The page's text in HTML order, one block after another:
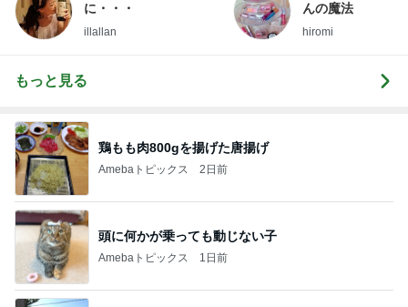
に・・・
illallan
んの魔法
hiromi
もっと見る
鶏もも肉800gを揚げた唐揚げ
Amebaトピックス 2日前
頭に何かが乗っても動じない子
Amebaトピックス 1日前